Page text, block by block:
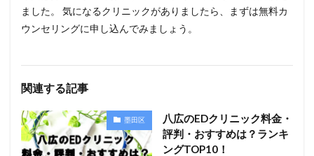
ました。 気になるクリニックがありましたら、まずは無料カ
ウンセリングに申し込んでみましょう。
関連する記事
墨田区
八広のEDクリニック料金・
評判・おすすめは？ランキ
ングTOP10！